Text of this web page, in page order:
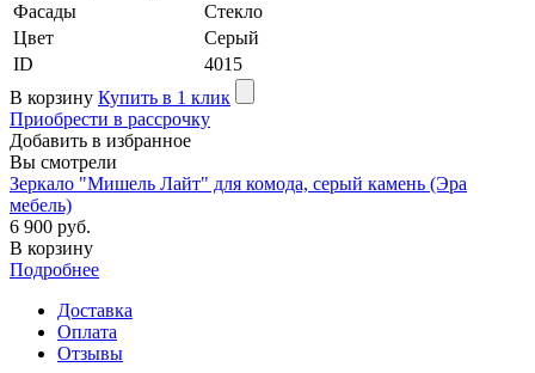
Фасады
Стекло
Цвет
Серый
ID
4015
В корзину Купить в 1 клик
Приобрести в рассрочку
Добавить в избранное
Вы смотрели
Зеркало "Мишель Лайт" для комода, серый камень (Эра
мебель)
6 900 руб.
В корзину
Подробнее
Доставка
Оплата
Отзывы